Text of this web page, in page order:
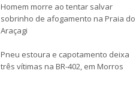
Homem morre ao tentar salvar
sobrinho de afogamento na Praia do
Araçagi
Pneu estoura e capotamento deixa
três vítimas na BR-402, em Morros